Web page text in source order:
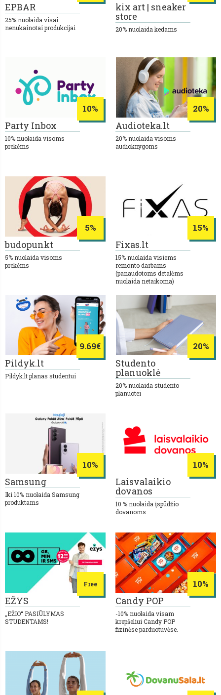
EPBAR
25% nuolaida visai
nenukainotai produkcijai
kix art | sneaker
store
20% nuolaida kedams
10%
Party Inbox
10% nuolaida visoms
prekėms
20%
Audioteka.lt
20% nuolaida visoms
audioknygoms
5%
budopunkt
5% nuolaida visoms
prekėms
15%
Fixas.lt
15% nuolaida visiems
remonto darbams
(panaudotoms detalėms
nuolaida netaikoma)
9.69€
Pildyk.lt
Pildyk.lt planas studentui
20%
Studento
planuoklė
20% nuolaida studento
planuotei
10%
Samsung
Iki 10% nuolaida Samsung
produktams
10%
Laisvalaikio
dovanos
10 % nuolaida įspūdžio
dovanoms
Free
EŽYS
„EŽIO“ PASIŪLYMAS
STUDENTAMS!
10%
Candy POP
-10% nuolaida visam
krepšeliui Candy POP
fizinėse parduotuvėse.